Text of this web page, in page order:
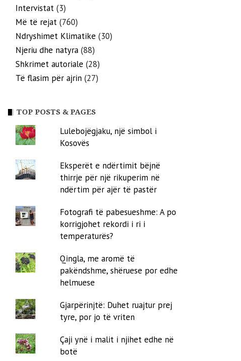
Intervistat (3)
Më të rejat (760)
Ndryshimet Klimatike (30)
Njeriu dhe natyra (88)
Shkrimet autoriale (28)
Të flasim për ajrin (27)
TOP POSTS & PAGES
Lulebojëgjaku, një simbol i
Kosovës
Eksperët e ndërtimit bëjnë
thirrje për një rikuperim në
ndërtim për ajër të pastër
Fotografi të pabesueshme: A po
korrigjohet rekordi i ri i
temperaturës?
Qingla, me aromë të
pakëndshme, shëruese por edhe
helmuese
Gjarpërinjtë: Duhet ruajtur prej
tyre, por jo të vriten
Çaji ynë i malit i njihet edhe në
botë